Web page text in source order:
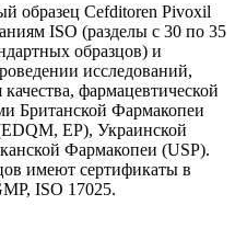
образец Cefditoren Pivoxil
ISO (разделы с 30 по 35
образцов) и
исследований,
фармацевтической
Британской Фармакопеи
EP), Украинской
Фармакопеи (USP).
имеют сертификаты в
ISO 17025.